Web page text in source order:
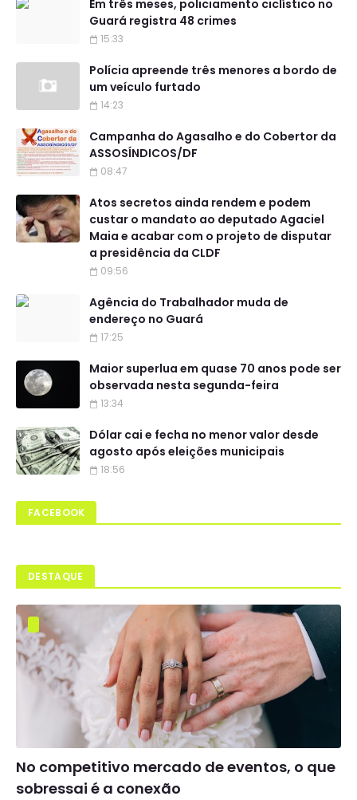
Em três meses, policiamento ciclístico no
Guará registra 48 crimes
15:33
Polícia apreende três menores a bordo de
um veículo furtado
14:23
Campanha do Agasalho e do Cobertor da
ASSOSÍNDICOS/DF
08:47
Atos secretos ainda rendem e podem
custar o mandato ao deputado Agaciel
Maia e acabar com o projeto de disputar
a presidência da CLDF
09:56
Agência do Trabalhador muda de
endereço no Guará
17:25
Maior superlua em quase 70 anos pode ser
observada nesta segunda-feira
13:34
Dólar cai e fecha no menor valor desde
agosto após eleições municipais
18:56
FACEBOOK
DESTAQUE
No competitivo mercado de eventos, o que
sobressai é a conexão